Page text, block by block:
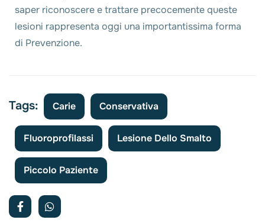
saper riconoscere e trattare precocemente queste
lesioni rappresenta oggi una importantissima forma
di Prevenzione.
Tags: Carie Conservativa
Fluoroprofilassi Lesione Dello Smalto
Piccolo Paziente